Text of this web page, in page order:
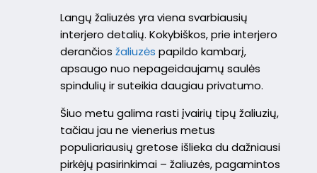
Langų žaliuzės yra viena svarbiausių
interjero detalių. Kokybiškos, prie interjero
derančios žaliuzės papildo kambarį,
apsaugo nuo nepageidaujamų saulės
spindulių ir suteikia daugiau privatumo.
Šiuo metu galima rasti įvairių tipų žaliuzių,
tačiau jau ne vienerius metus
populiariausių gretose išlieka du dažniausi
pirkėjų pasirinkimai – žaliuzės, pagamintos